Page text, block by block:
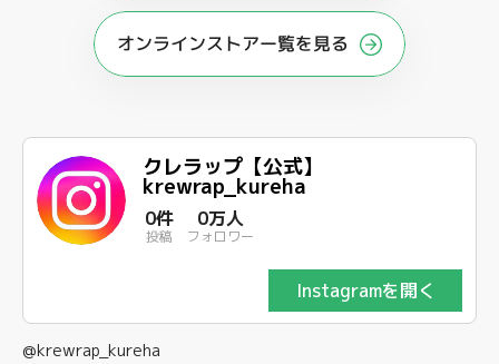
オンラインストアー覧を見る
クレラップ【公式】
krewrap_kureha
0件
投稿
0万人
フォロワー
Instagramを開く
@krewrap_kureha